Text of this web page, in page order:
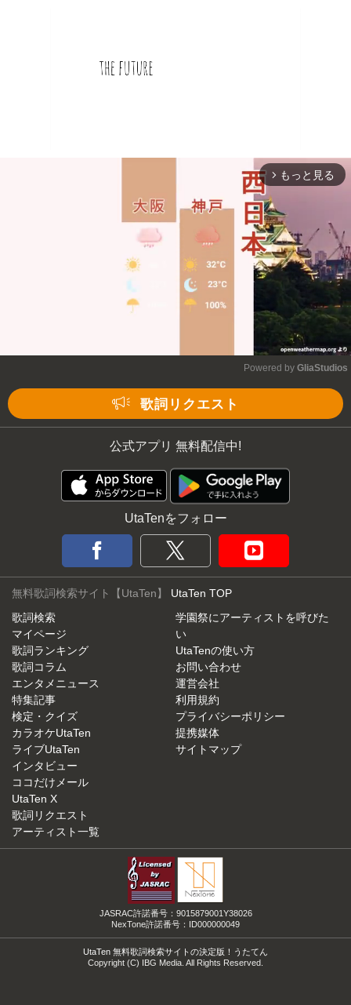
arrow_forward_ios もっと見る
Powered by GliaStudios
歌詞リクエスト
公式アプリ 無料配信中!
UtaTenをフォロー
無料歌詞検索サイト【UtaTen】 UtaTen TOP
歌詞検索
マイページ
歌詞ランキング
歌詞コラム
エンタメニュース
特集記事
検定・クイズ
カラオケUtaTen
ライブUtaTen
インタビュー
ココだけメール
UtaTen X
歌詞リクエスト
アーティスト一覧
学園祭にアーティストを呼びた
い
UtaTenの使い方
お問い合わせ
運営会社
利用規約
プライバシーポリシー
提携媒体
サイトマップ
JASRAC許諾番号：9015879001Y38026
NexTone許諾番号：ID000000049
UtaTen 無料歌詞検索サイトの決定版！うたてん
Copyright (C) IBG Media. All Rights Reserved.